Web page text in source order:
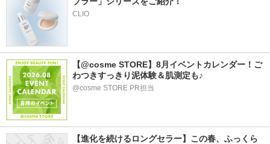
CLIO
【@cosme STORE】8月イベントカレンダー！ご
わつきすっきり泥体験＆肌測定も♪
@cosme STORE PR担当
【進化を続けるロングセラー】この春、ふっくら